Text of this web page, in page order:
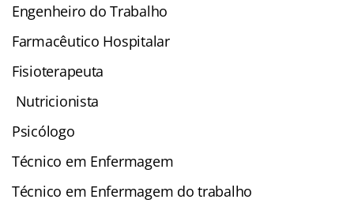
Engenheiro do Trabalho
Farmacêutico Hospitalar
Fisioterapeuta
Nutricionista
Psicólogo
Técnico em Enfermagem
Técnico em Enfermagem do trabalho